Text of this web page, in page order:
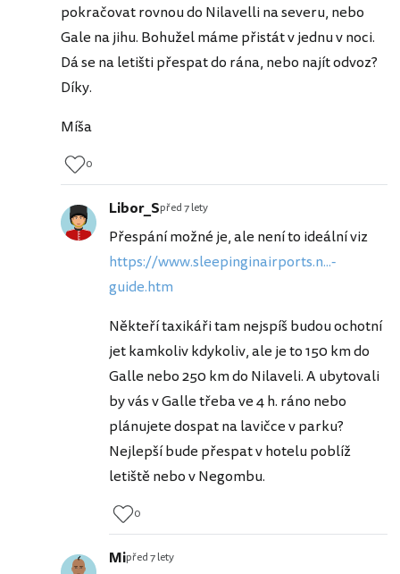
pokračovat rovnou do Nilavelli na severu, nebo
Gale na jihu. Bohužel máme přistát v jednu v noci.
Dá se na letišti přespat do rána, nebo najít odvoz?
Díky.
Míša
0
Libor_Spřed 7 lety
Přespání možné je, ale není to ideální viz
https://www.sleepinginairports.n...-
guide.htm
Někteří taxikáři tam nejspíš budou ochotní
jet kamkoliv kdykoliv, ale je to 150 km do
Galle nebo 250 km do Nilaveli. A ubytovali
by vás v Galle třeba ve 4 h. ráno nebo
plánujete dospat na lavičce v parku?
Nejlepší bude přespat v hotelu poblíž
letiště nebo v Negombu.
0
Mipřed 7 lety